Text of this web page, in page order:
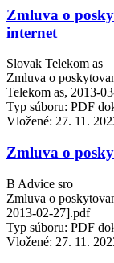
Zmluva o
internet
Slovak Telekom as
Zmluva o
Telekom as, 2013-
Typ súboru: PDF
Vložené: 27. 11.
Zmluva o
B Advice sro
Zmluva o
2013-02-27].pdf
Typ súboru: PDF
Vložené: 27. 11.